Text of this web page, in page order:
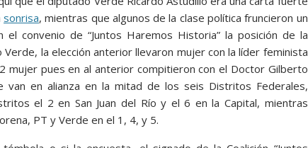
sonrisa, mientras que algunos de la clase política fruncieron un
convenio de “Juntos Haremos Historia” la posición de la
la elección anterior llevaron mujer con la líder feminista
mujer pues en al anterior compitieron con el Doctor Gilberto
en alianza en la mitad de los seis Distritos Federales,
el 2 en San Juan del Río y el 6 en la Capital, mientras
PT y Verde en el 1, 4, y 5.